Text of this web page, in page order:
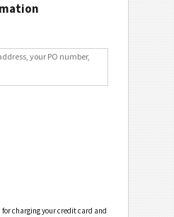
charging your credit card and